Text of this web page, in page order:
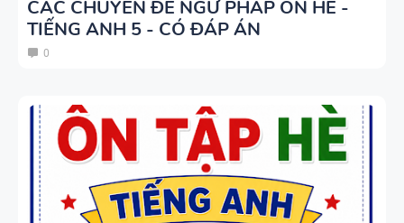
KHẢO -
TIẾNG ANH
SUCCESS -
CÓ TÍCH
HỢP NĂNG
LỰC SỐ -
CẢ NĂM
13 THÌ
TRONG
TIẾNG ANH
CÁC CHUYÊN ĐỀ NGỮ PHÁP ÔN HÈ -
TIẾNG ANH 5 - CÓ ĐÁP ÁN
0